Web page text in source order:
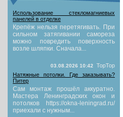
Использование стекломагниевых
панелей в отделке
Крепёж нельзя перетягивать. При
сильном затягивании самореза
можно повредить поверхность
возле шляпки. Сначала...
03.08.2026 10:42
TopTop
Натяжные потолки. Где заказывать?
Питер
Сам монтаж прошёл аккуратно.
Мастера Ленинградских окон и
потолков https://okna-leningrad.ru/
приехали с нужным...